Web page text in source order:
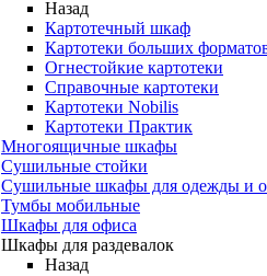
Назад
Картотечный шкаф
Картотеки больших
Огнестойкие картотеки
Справочные картотеки
Картотеки Nobilis
Картотеки Практик
Многоящичные шкафы
Сушильные стойки
Сушильные шкафы для одежды и
Тумбы мобильные
Шкафы для офиса
Шкафы для раздевалок
Назад